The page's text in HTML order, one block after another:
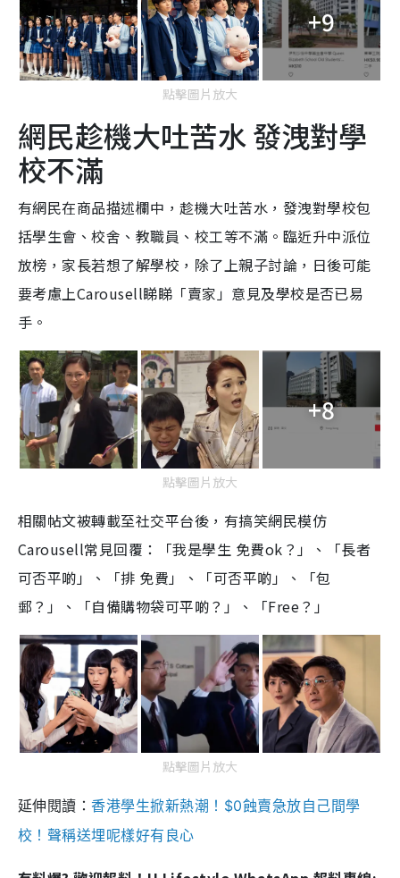
+9
點擊圖片放大
網民趁機大吐苦水 發洩對學
校不滿
有網民在商品描述欄中，趁機大吐苦水，發洩對學校包
括學生會、校舍、教職員、校工等不滿。臨近升中派位
放榜，家長若想了解學校，除了上親子討論，日後可能
要考慮上Carousell睇睇「賣家」意見及學校是否已易
手。
+8
點擊圖片放大
相關帖文被轉載至社交平台後，有搞笑網民模仿
Carousell常見回覆：「我是學生 免費ok？」、「長者
可否平啲」、「排 免費」、「可否平啲」、「包
郵？」、「自備購物袋可平啲？」、「Free？」
點擊圖片放大
延伸閱讀：香港學生掀新熱潮！$0蝕賣急放自己間學
校！聲稱送埋呢樣好有良心